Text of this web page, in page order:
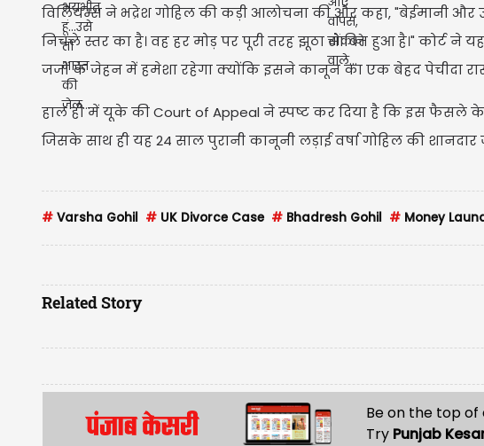
विलियम्स ने भद्रेश गोहिल की कड़ी आलोचना की और कहा, "बेईमानी
निचले स्तर का है। वह हर मोड़ पर पूरी तरह झूठा साबित हुआ है।" कोर्ट
जजों के जेहन में हमेशा रहेगा क्योंकि इसने कानून का एक बेहद पेचीदा
हाल ही में यूके की Court of Appeal ने स्पष्ट कर दिया है कि इस फैसले
जिसके साथ ही यह 24 साल पुरानी कानूनी लड़ाई वर्षा गोहिल की
# Varsha Gohil # UK Divorce Case # Bhadresh Gohil # Money
Related Story
Be on the top
Try Punjab